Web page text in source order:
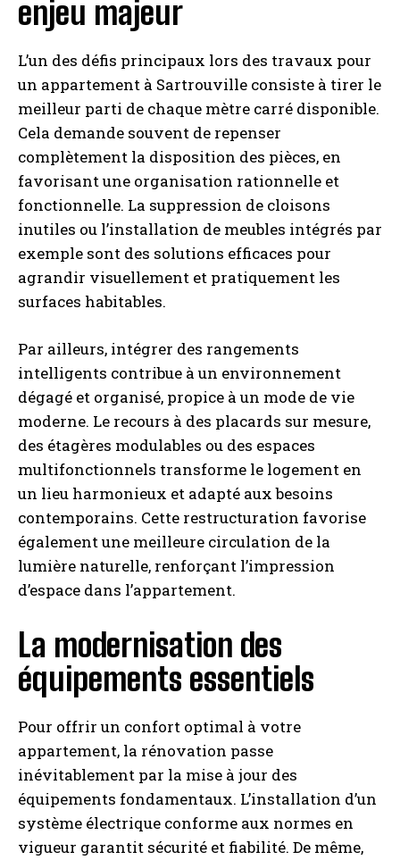
enjeu majeur
L’un des défis principaux lors des travaux pour
un appartement à Sartrouville consiste à tirer le
meilleur parti de chaque mètre carré disponible.
Cela demande souvent de repenser
complètement la disposition des pièces, en
favorisant une organisation rationnelle et
fonctionnelle. La suppression de cloisons
inutiles ou l’installation de meubles intégrés par
exemple sont des solutions efficaces pour
agrandir visuellement et pratiquement les
surfaces habitables.
Par ailleurs, intégrer des rangements
intelligents contribue à un environnement
dégagé et organisé, propice à un mode de vie
moderne. Le recours à des placards sur mesure,
des étagères modulables ou des espaces
multifonctionnels transforme le logement en
un lieu harmonieux et adapté aux besoins
contemporains. Cette restructuration favorise
également une meilleure circulation de la
lumière naturelle, renforçant l’impression
d’espace dans l’appartement.
La modernisation des
équipements essentiels
Pour offrir un confort optimal à votre
appartement, la rénovation passe
inévitablement par la mise à jour des
équipements fondamentaux. L’installation d’un
système électrique conforme aux normes en
vigueur garantit sécurité et fiabilité. De même,